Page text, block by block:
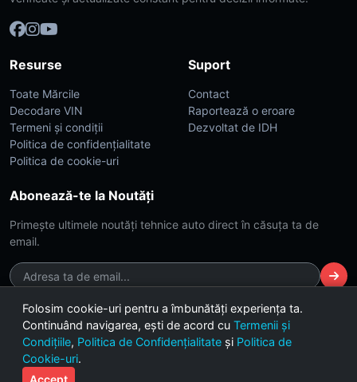
Resurse
Toate Mărcile
Decodare VIN
Termeni și condiții
Politica de confidențialitate
Politica de cookie-uri
Suport
Contact
Raportează o eroare
Dezvoltat de IDH
Abonează-te la Noutăți
Primește ultimele noutăți tehnice auto direct în căsuța ta de
email.
© 2026 CarsDB. Toate drepturile rezervate. Made with ❤️ for car
enthusiasts.
Versiunea 2.4 (Build Dark-Lime)
Folosim cookie-uri pentru a îmbunătăți experiența ta.
Continuând navigarea, ești de acord cu Termenii și
Condițiile, Politica de Confidențialitate și Politica de
Cookie-uri.
Accept